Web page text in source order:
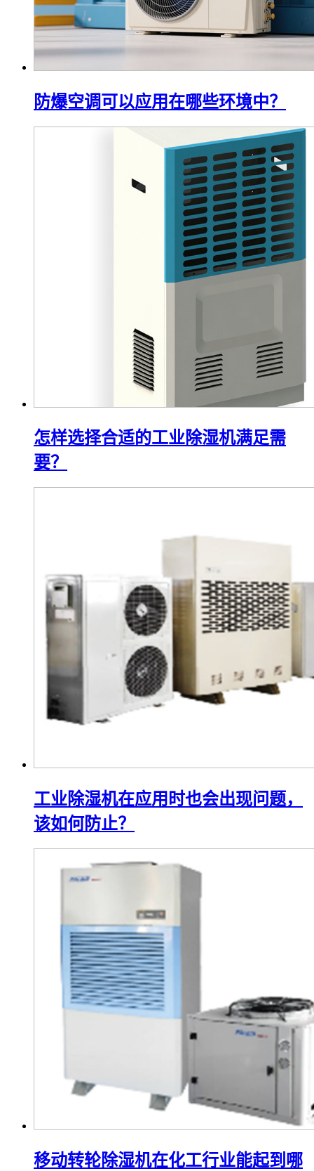
防爆空调可以应用在哪些环境中？
怎样选择合适的工业除湿机满足需
要？
工业除湿机在应用时也会出现问题，
该如何防止？
移动转轮除湿机在化工行业能起到哪